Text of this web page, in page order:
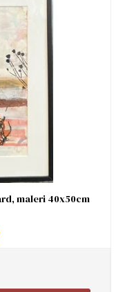
maleri 40x50cm